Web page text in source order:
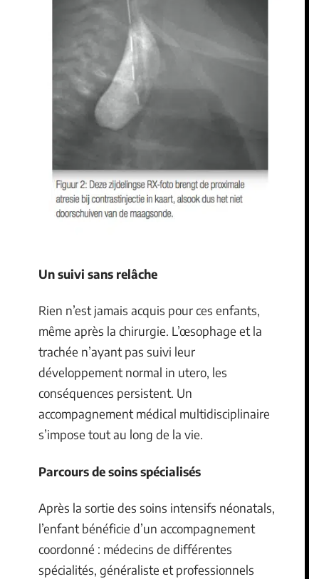
Un suivi sans relâche
Rien n’est jamais acquis pour ces enfants,
même après la chirurgie. L’œsophage et la
trachée n’ayant pas suivi leur
développement normal in utero, les
conséquences persistent. Un
accompagnement médical multidisciplinaire
s’impose tout au long de la vie.
Parcours de soins spécialisés
Après la sortie des soins intensifs néonatals,
l’enfant bénéficie d’un accompagnement
coordonné : médecins de différentes
spécialités, généraliste et professionnels